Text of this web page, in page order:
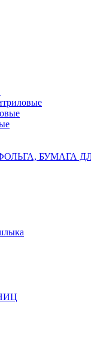
БУМАГА